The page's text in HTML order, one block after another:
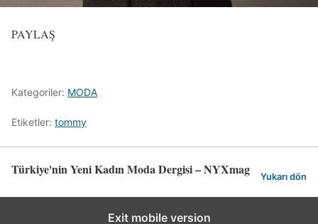
PAYLAŞ
Kategoriler: MODA
Etiketler: tommy
Türkiye'nin Yeni Kadın Moda Dergisi – NYXmag Yukarı dön
Exit mobile version